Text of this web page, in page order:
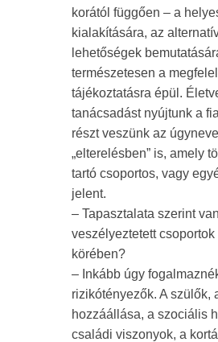
korától függően – a
kialakítására, az
lehetőségek
természetesen a
tájékoztatásra épül.
tanácsadást nyújtunk a
részt veszünk az
„elterelésben” is, amely
tartó csoportos, vagy
jelent.
– Tapasztalata szerint
veszélyeztetett
körében?
– Inkább úgy
rizikótényezők. A szülők,
hozzáállása, a szociális
családi viszonyok, a